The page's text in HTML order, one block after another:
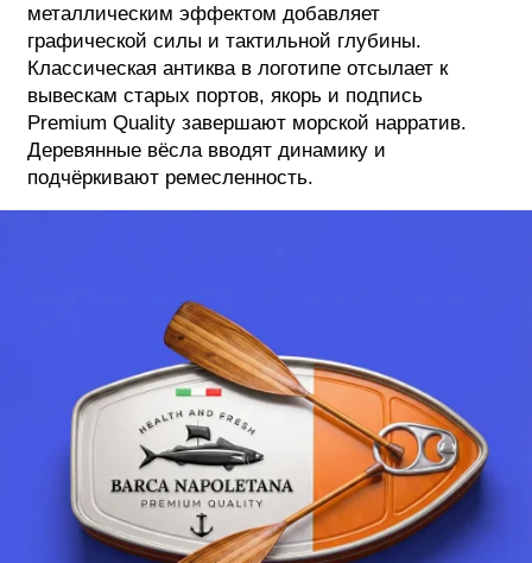
металлическим эффектом добавляет
графической силы и тактильной глубины.
Классическая антиква в логотипе отсылает к
вывескам старых портов, якорь и подпись
Premium Quality завершают морской нарратив.
Деревянные вёсла вводят динамику и
подчёркивают ремесленность.